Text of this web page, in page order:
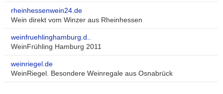
rheinhessenwein24.de
Wein direkt vom Winzer aus Rheinhessen
weinfruehlinghamburg.d..
WeinFrühling Hamburg 2011
weinriegel.de
WeinRiegel. Besondere Weinregale aus Osnabrück